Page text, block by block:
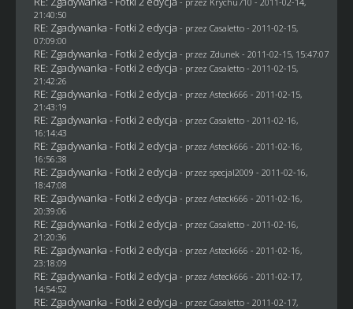
21:40:50
RE: Zgadywanka - Fotki 2 edycja - przez Casaletto- 2011-02-15,
07:09:00
RE: Zgadywanka - Fotki 2 edycja - przez Zdunek - 2011-02-15, 15:47:07
RE: Zgadywanka - Fotki 2 edycja - przez Casaletto- 2011-02-15,
21:42:26
RE: Zgadywanka - Fotki 2 edycja - przez Asteck666 - 2011-02-15,
21:43:19
RE: Zgadywanka - Fotki 2 edycja - przez Casaletto- 2011-02-16,
16:14:43
RE: Zgadywanka - Fotki 2 edycja - przez Asteck666 - 2011-02-16,
16:56:38
RE: Zgadywanka - Fotki 2 edycja - przez specjal2009 - 2011-02-16,
18:47:08
RE: Zgadywanka - Fotki 2 edycja - przez Asteck666 - 2011-02-16,
20:39:06
RE: Zgadywanka - Fotki 2 edycja - przez Casaletto- 2011-02-16,
21:20:36
RE: Zgadywanka - Fotki 2 edycja - przez Asteck666 - 2011-02-16,
23:18:09
RE: Zgadywanka - Fotki 2 edycja - przez Asteck666 - 2011-02-17,
14:54:52
RE: Zgadywanka - Fotki 2 edycja - przez Casaletto- 2011-02-17,